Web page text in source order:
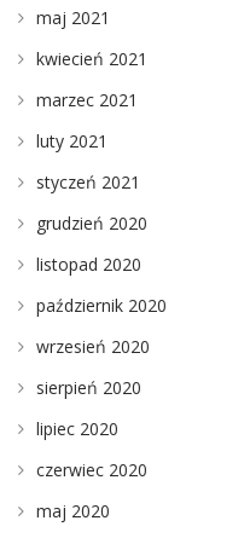
maj 2021
kwiecień 2021
marzec 2021
luty 2021
styczeń 2021
grudzień 2020
listopad 2020
październik 2020
wrzesień 2020
sierpień 2020
lipiec 2020
czerwiec 2020
maj 2020